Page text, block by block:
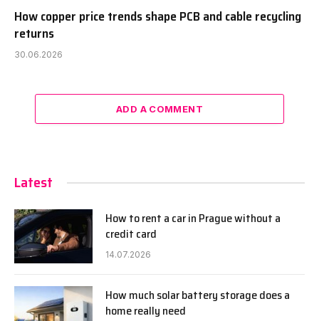
How copper price trends shape PCB and cable recycling
returns
30.06.2026
ADD A COMMENT
Latest
How to rent a car in Prague without a
credit card
14.07.2026
How much solar battery storage does a
home really need